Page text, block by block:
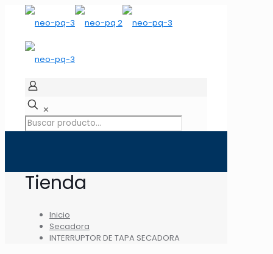
✕
Tienda
Inicio
Secadora
INTERRUPTOR DE TAPA SECADORA